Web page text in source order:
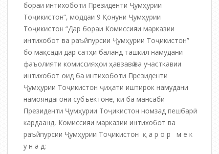
бораи интихоботи Президенти Ҷумҳурии
Тоҷикистон”, моддаи 9 Қонуни Ҷумҳурии
Тоҷикистон “Дар бораи Комиссияи марказии
интихобот ва раъйпурсии Ҷумҳурии Тоҷикистон”
бо мақсади дар сатҳи баланд ташкил намудани
фаъолияти комиссияҳои ҳавзавӣ ва участкавии
интихобот оид ба интихоботи Президенти
Ҷумҳурии Тоҷикистон ҷиҳати иштирок намудани
намояндагони субъектоне, ки ба мансаби
Президенти Ҷумҳурии Тоҷикистон номзад пешбарӣ
кардаанд, Комиссияи марказии интихобот ва
раъйпурсии Ҷумҳурии Тоҷикистон қ а р о р м е к
у н а д: